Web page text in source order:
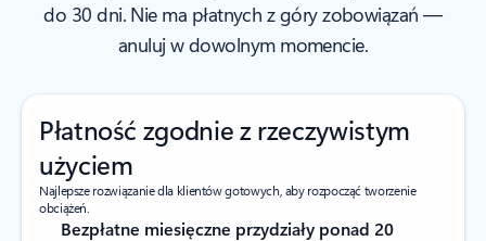
do 30 dni. Nie ma płatnych z góry zobowiązań —
anuluj w dowolnym momencie.
Płatność zgodnie z rzeczywistym
użyciem
Najlepsze rozwiązanie dla klientów gotowych, aby rozpocząć tworzenie
obciążeń.
Bezpłatne miesięczne przydziały ponad 20